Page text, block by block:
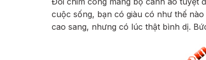
cuộc sống, bạn có giàu có như thế
cao sang, nhưng có lúc thật bình dị.